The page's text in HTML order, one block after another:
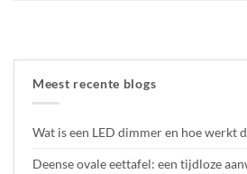
Meest recente blogs
Wat is een LED dimmer en hoe werkt
Deense ovale eettafel: een tijdloze